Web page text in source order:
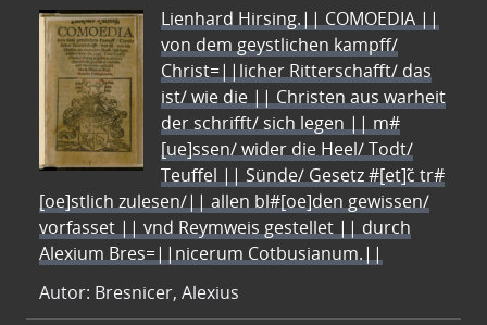
Lienhard Hirsing.|| COMOEDIA ||
von dem geystlichen kampff/
Christ=||licher Ritterschafft/ das
ist/ wie die || Christen aus warheit
der schrifft/ sich legen || m#
[ue]ssen/ wider die Heel/ Todt/
Teuffel || Sünde/ Gesetz #[et]c̃ tr#
[oe]stlich zulesen/|| allen bl#[oe]den gewissen/
vorfasset || vnd Reymweis gestellet || durch
Alexium Bres=||nicerum Cotbusianum.||
Autor: Bresnicer, Alexius